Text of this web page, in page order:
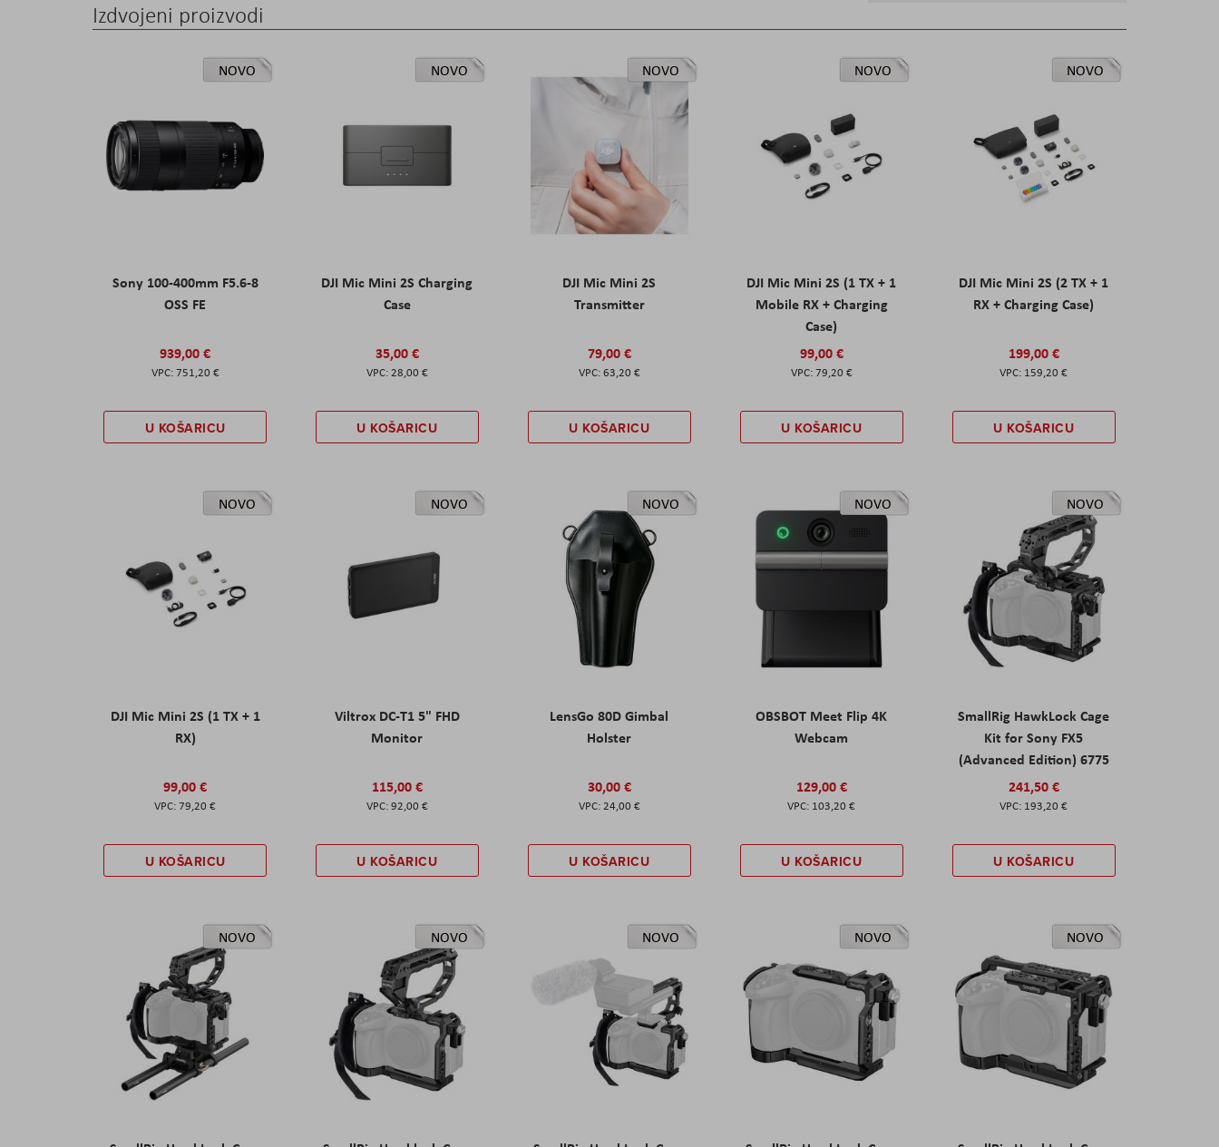
Izdvojeni proizvodi
NOVO
Sony 100-400mm F5.6-8
OSS FE
939,00 €
751,20 €
U KOŠARICU
NOVO
DJI Mic Mini 2S Charging
Case
35,00 €
28,00 €
U KOŠARICU
NOVO
DJI Mic Mini 2S
Transmitter
79,00 €
63,20 €
U KOŠARICU
NOVO
DJI Mic Mini 2S (1 TX + 1
Mobile RX + Charging
Case)
99,00 €
79,20 €
U KOŠARICU
NOVO
DJI Mic Mini 2S (2 TX + 1
RX + Charging Case)
199,00 €
159,20 €
U KOŠARICU
NOVO
DJI Mic Mini 2S (1 TX + 1
RX)
99,00 €
79,20 €
U KOŠARICU
NOVO
Viltrox DC-T1 5" FHD
Monitor
115,00 €
92,00 €
U KOŠARICU
NOVO
LensGo 80D Gimbal
Holster
30,00 €
24,00 €
U KOŠARICU
NOVO
OBSBOT Meet Flip 4K
Webcam
129,00 €
103,20 €
U KOŠARICU
NOVO
SmallRig HawkLock Cage
Kit for Sony FX5
(Advanced Edition) 6775
241,50 €
193,20 €
U KOŠARICU
NOVO NOVO NOVO NOVO NOVO